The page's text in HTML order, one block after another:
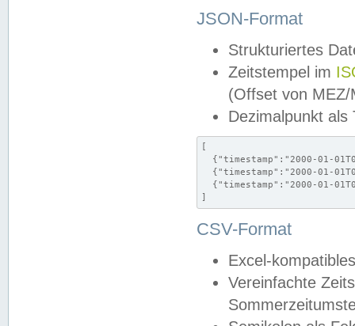
JSON-Format
Strukturiertes
Zeitstempel im
(Offset von MEZ/
Dezimalpunkt als
[
{"timestamp":"2000-01-
{"timestamp":"2000-01-
{"timestamp":"2000-01-
]
CSV-Format
Excel-
Vereinfachte